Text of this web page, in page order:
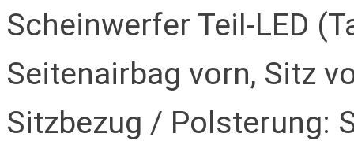
Scheinwerfer Teil-LED
Seitenairbag vorn, Sitz
Sitzbezug / Polsterung: